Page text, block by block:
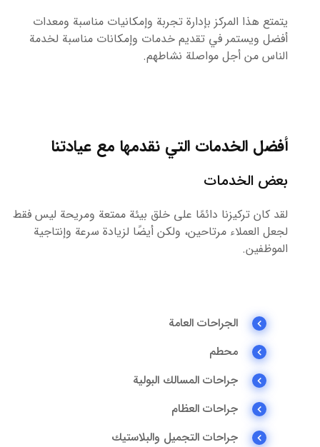
يتمتع هذا المركز بإدارة تجربة وإمكانيات مناسبة ومعدات
أفضل ويستمر في تقديم خدمات وإمكانات مناسبة لخدمة
الناس من أجل مواصلة نشاطهم.
أفضل الخدمات التي نقدمها مع عيادتنا
بعض الخدمات
لقد كان تركيزنا دائمًا على خلق بيئة ممتعة ومريحة ليس فقط
لجعل العملاء مرتاحين، ولكن أيضًا لزيادة سرعة وإنتاجية
الموظفين.
الجراحات العامة
محطم
جراحات المسالك البولية
جراحات العظام
جراحات التجميل والبلاستيك